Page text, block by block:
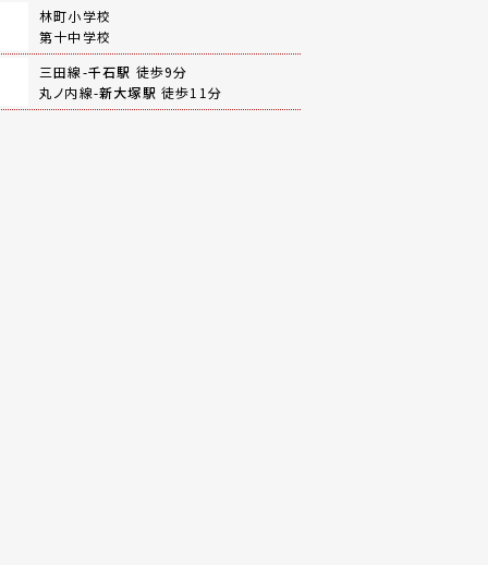
林町小学校
第十中学校
三田線-千石駅 徒歩9分
丸ノ内線-新大塚駅 徒歩11分